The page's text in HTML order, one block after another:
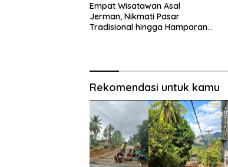
Empat Wisatawan Asal
Jerman, Nikmati Pasar
Tradisional hingga Hamparan
Rekomendasi untuk kamu